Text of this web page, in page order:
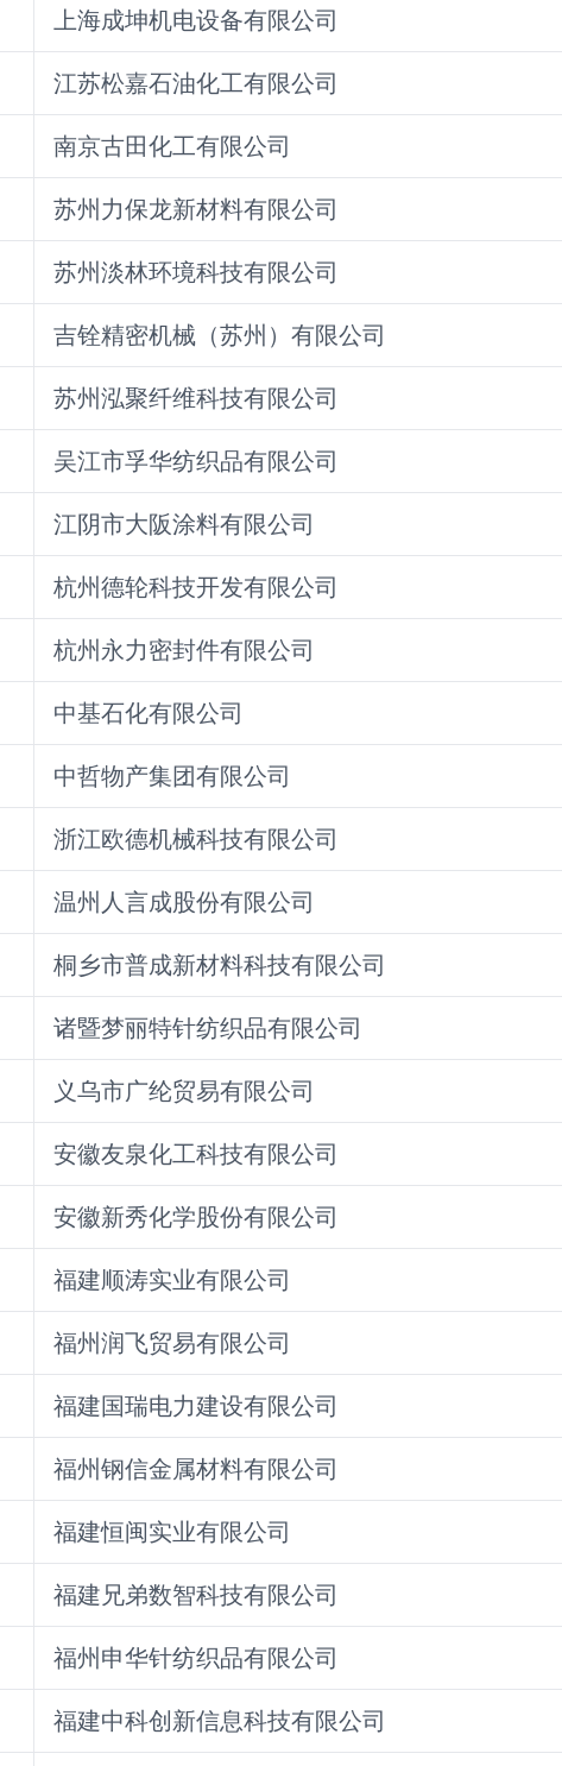
上海成坤机电设备有限公司
江苏松嘉石油化工有限公司
南京古田化工有限公司
苏州力保龙新材料有限公司
苏州淡林环境科技有限公司
吉铨精密机械（苏州）有限公司
苏州泓聚纤维科技有限公司
吴江市孚华纺织品有限公司
江阴市大阪涂料有限公司
杭州德轮科技开发有限公司
杭州永力密封件有限公司
中基石化有限公司
中哲物产集团有限公司
浙江欧德机械科技有限公司
温州人言成股份有限公司
桐乡市普成新材料科技有限公司
诸暨梦丽特针纺织品有限公司
义乌市广纶贸易有限公司
安徽友泉化工科技有限公司
安徽新秀化学股份有限公司
福建顺涛实业有限公司
福州润飞贸易有限公司
福建国瑞电力建设有限公司
福州钢信金属材料有限公司
福建恒闽实业有限公司
福建兄弟数智科技有限公司
福州申华针纺织品有限公司
福建中科创新信息科技有限公司